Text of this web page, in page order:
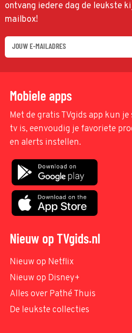
ontvang iedere dag de leukste
mailbox!
Mobiele apps
Met de gratis TVgids app kun
tv is, eenvoudig je favoriete
en alerts instellen.
Nieuw op TVgids.nl
Nieuw op Netflix
Nieuw op Disney+
Alles over Pathé Thuis
De leukste collecties